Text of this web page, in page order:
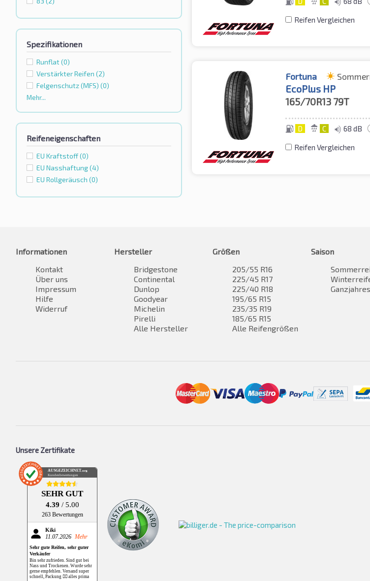
Spezifikationen
Runflat(0)
Verstärkter Reifen (2)
Felgenschutz (MFS) (0)
Mehr...
Reifeneigenschaften
EU Kraftstoff(0)
EU Nasshaftung(4)
EU Rollgeräusch (0)
Reifen Vergleichen
Fortuna
EcoPlus HP
165/70R13 79T
D C 68 dB
Reifen Vergleichen
Informationen
Kontakt
Über uns
Impressum
Hilfe
Widerruf
Hersteller
Bridgestone
Continental
Dunlop
Goodyear
Michelin
Pirelli
Alle Hersteller
Größen
205/55 R16
225/45 R17
225/40 R18
195/65 R15
235/35 R19
185/65 R15
Alle Reifengrößen
Saison
Unsere Zertifikate
AUSGEZEICHNET .org
Kundenbewertungen
SEHR GUT
4.39 / 5.00
263 Bewertungen
Kiki
11.07.2026 Mehr
Sehr gute Reifen, sehr guter
Verkäufer
Bin sehr zufrieden. Sind gut bei
Nass und Trockenen. Wurde sehr
gerne empfehlen. Versand super
schnell, Packung 👌🏻 alles prima